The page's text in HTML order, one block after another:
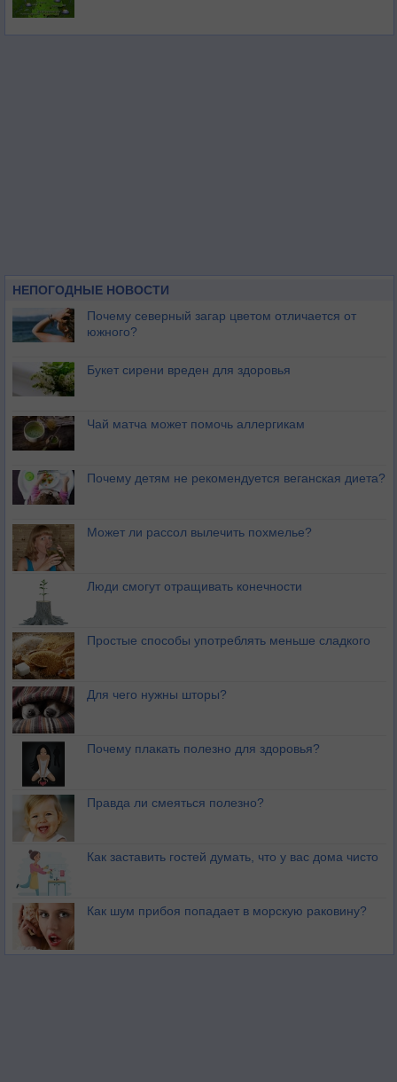
НЕПОГОДНЫЕ НОВОСТИ
Почему северный загар цветом отличается от
южного?
Букет сирени вреден для здоровья
Чай матча может помочь аллергикам
Почему детям не рекомендуется веганская диета?
Может ли рассол вылечить похмелье?
Люди смогут отращивать конечности
Простые способы употреблять меньше сладкого
Для чего нужны шторы?
Почему плакать полезно для здоровья?
Правда ли смеяться полезно?
Как заставить гостей думать, что у вас дома чисто
Как шум прибоя попадает в морскую раковину?